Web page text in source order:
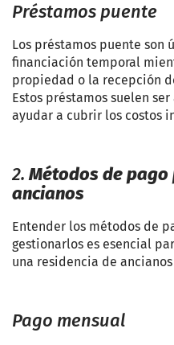
Préstamos puente
Los préstamos puente son
financiación temporal
propiedad o la recepción
Estos préstamos suelen
ayudar a cubrir los costos
2.Métodos de
ancianos
Entender los métodos de
gestionarlos es esencial
una residencia de ancianos
Pago mensual